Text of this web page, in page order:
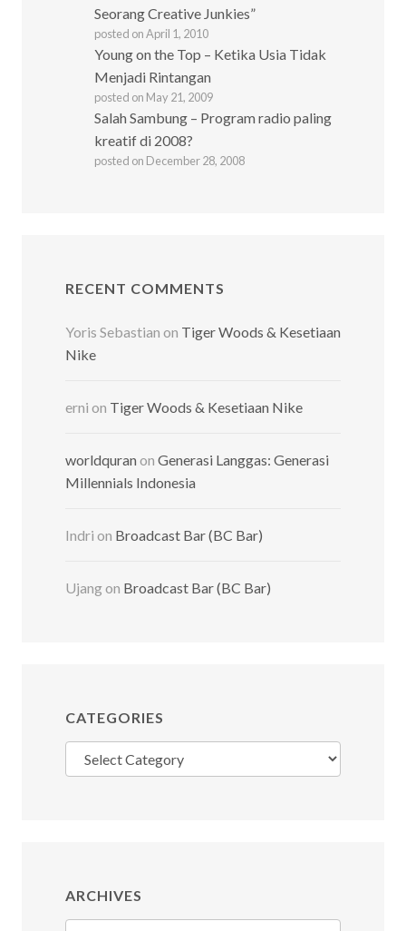
Seorang Creative Junkies”
posted on April 1, 2010
Young on the Top – Ketika Usia Tidak
Menjadi Rintangan
posted on May 21, 2009
Salah Sambung – Program radio paling
kreatif di 2008?
posted on December 28, 2008
RECENT COMMENTS
Yoris Sebastian on Tiger Woods & Kesetiaan
Nike
erni on Tiger Woods & Kesetiaan Nike
worldquran on Generasi Langgas: Generasi
Millennials Indonesia
Indri on Broadcast Bar (BC Bar)
Ujangon Broadcast Bar (BC Bar)
CATEGORIES
ARCHIVES